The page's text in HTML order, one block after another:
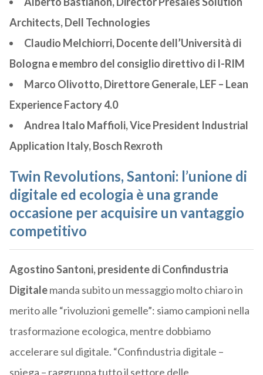
Architects, Dell Technologies
Claudio Melchiorri, Docente dell’Università di
Bologna e membro del consiglio direttivo di I-RIM
Marco Olivotto, Direttore Generale, LEF – Lean
Experience Factory 4.0
Andrea Italo Maffioli, Vice President Industrial
Application Italy, Bosch Rexroth
Twin Revolutions, Santoni: l’unione di
digitale ed ecologia è una grande
occasione per acquisire un vantaggio
competitivo
Agostino Santoni, presidente di Confindustria
Digitalemanda subito un messaggio molto chiaro in
merito alle “rivoluzioni gemelle”: siamo campioni nella
trasformazione ecologica, mentre dobbiamo
accelerare sul digitale. “Confindustria digitale –
spiega – raggruppa tutto il settore delle